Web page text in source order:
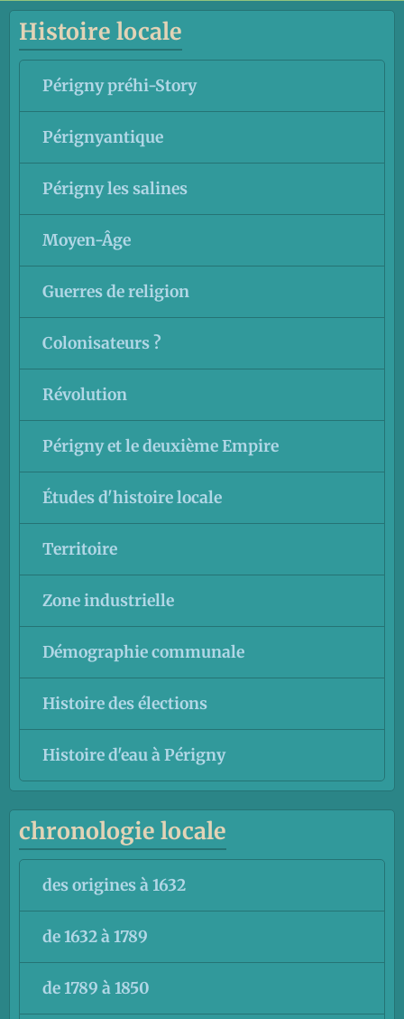
Histoire locale
Périgny préhi-Story
Pérignyantique
Périgny les salines
Moyen-Âge
Guerres de religion
Colonisateurs ?
Révolution
Périgny et le deuxième Empire
Études d'histoire locale
Territoire
Zone industrielle
Démographie communale
Histoire des élections
Histoire d'eau à Périgny
chronologie locale
des origines à 1632
de 1632 à 1789
de 1789 à 1850